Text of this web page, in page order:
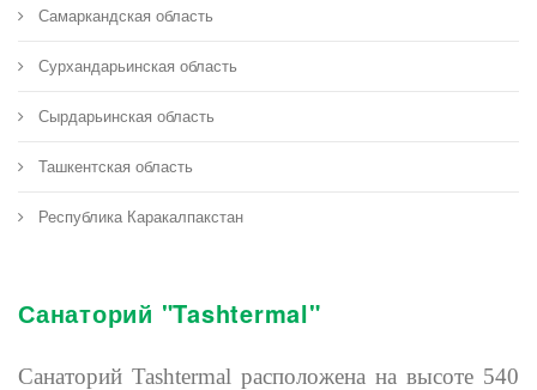
Самаркандская область
Сурхандарьинская область
Сырдарьинская область
Ташкентская область
Республика Каракалпакстан
Санаторий "Tashtermal"
Санаторий Tashtermal расположена на высоте 540